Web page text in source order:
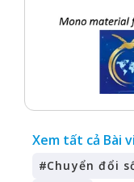
Xem tất cả Bài
#Chuyển đổi